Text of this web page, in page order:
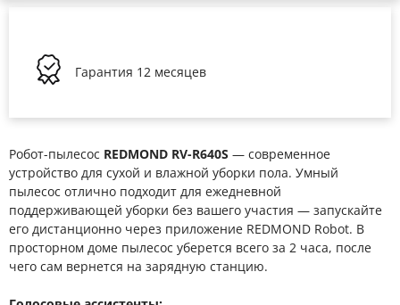
Гарантия 12 месяцев
Робот-пылесос REDMOND RV-R640S — современное
устройство для сухой и влажной уборки пола. Умный
пылесос отлично подходит для ежедневной
поддерживающей уборки без вашего участия — запускайте
его дистанционно через приложение REDMOND Robot. В
просторном доме пылесос уберется всего за 2 часа, после
чего сам вернется на зарядную станцию.